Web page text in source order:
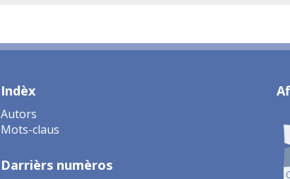
Indèx
Autors
Mots-claus
Darrièrs numèros